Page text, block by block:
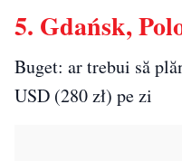
5. Gdańsk,
Buget: ar trebui să
USD (280 zł) pe zi